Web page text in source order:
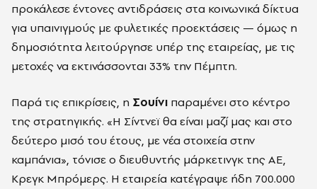
προκάλεσε έντονες αντιδράσεις στα κοινωνικά δίκτυα
για υπαινιγμούς με φυλετικές προεκτάσεις — όμως η
δημοσιότητα λειτούργησε υπέρ της εταιρείας, με τις
μετοχές να εκτινάσσονται 33% την Πέμπτη.
Παρά τις επικρίσεις, η Σουίνι παραμένει στο κέντρο
της στρατηγικής. «Η Σίντνεϊ θα είναι μαζί μας και στο
δεύτερο μισό του έτους, με νέα στοιχεία στην
καμπάνια», τόνισε ο διευθυντής μάρκετινγκ της AE,
Κρεγκ Μπρόμερς. Η εταιρεία κατέγραψε ήδη 700.000